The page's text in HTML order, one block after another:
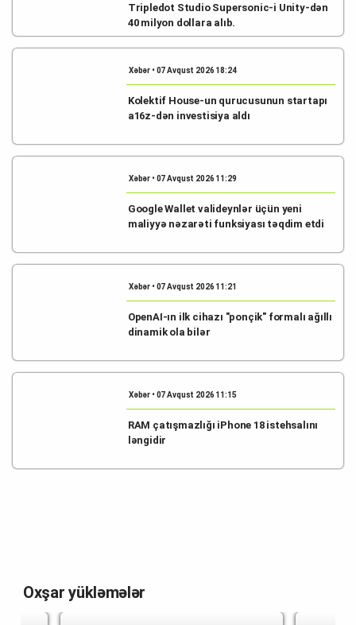
Tripledot Studio Supersonic-i Unity-dən
40 milyon dollara alıb.
Xəbər • 07 Avqust 2026 18:24
Kolektif House-un qurucusunun startapı
a16z-dən investisiya aldı
Xəbər • 07 Avqust 2026 11:29
Google Wallet valideynlər üçün yeni
maliyyə nəzarəti funksiyası təqdim etdi
Xəbər • 07 Avqust 2026 11:21
OpenAI-ın ilk cihazı "ponçik" formalı ağıllı
dinamik ola bilər
Xəbər • 07 Avqust 2026 11:15
RAM çatışmazlığı iPhone 18 istehsalını
ləngidir
Oxşar yükləmələr